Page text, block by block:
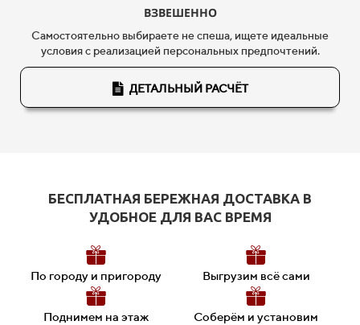
ВЗВЕШЕННО
Самостоятельно выбираете не спеша, ищете идеальные
условия с реализацией персональных предпочтений.
ДЕТАЛЬНЫЙ РАСЧЁТ
БЕСПЛАТНАЯ БЕРЕЖНАЯ ДОСТАВКА В
УДОБНОЕ ДЛЯ ВАС ВРЕМЯ
По городу и пригороду Выгрузим всё сами
Поднимем на этаж Соберём и установим